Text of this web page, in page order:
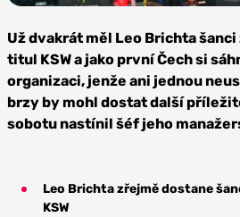
KSW
Už dvakrát měl Leo Brichta
titul KSW a jako první Čech si
organizaci, jenže ani jednou
brzy by mohl dostat další
sobotu nastínil šéf jeho
Leo Brichta zřejmě dostane
KSW